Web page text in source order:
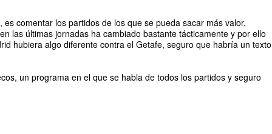
comentar los partidos de los que se pueda sacar más valor,
las últimas jornadas ha cambiado bastante tácticamente y por ello
hubiera algo diferente contra el Getafe, seguro que habría un texto
un programa en el que se habla de todos los partidos y seguro